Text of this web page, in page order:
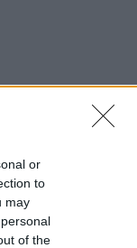
or
to
may
of the